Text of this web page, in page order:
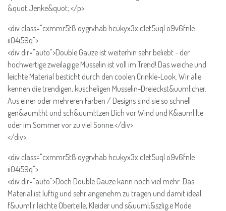
&quot;Jenke&quot;.</p>
<div class="cxmmr5t8 oygrvhab hcukyx3x c1et5uql o9v6fnle
ii04i59q">
<div dir="auto">Double Gauze ist weiterhin sehr beliebt - der
hochwertige zweilagige Musselin ist voll im Trend! Das weiche und
leichte Material besticht durch den coolen Crinkle-Look. Wir alle
kennen die trendigen, kuscheligen Musselin-Dreieckst&uuml;cher.
Aus einer oder mehreren Farben / Designs sind sie so schnell
gen&auml;ht und sch&uuml;tzen Dich vor Wind und K&auml;lte
oder im Sommer vor zu viel Sonne.</div>
</div>
<div class="cxmmr5t8 oygrvhab hcukyx3x c1et5uql o9v6fnle
ii04i59q">
<div dir="auto">Doch Double Gauze kann noch viel mehr: Das
Material ist luftig und sehr angenehm zu tragen und damit ideal
f&uuml;r leichte Oberteile, Kleider und s&uuml;&szlig;e Mode